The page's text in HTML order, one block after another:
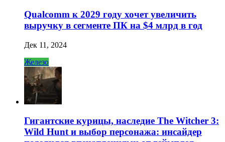
Qualcomm к 2029 году хочет увеличить
выручку в сегменте ПК на $4 млрд в год
Дек 11, 2024
Железо
Гигантские курицы, наследие The Witcher 3:
Wild Hunt и выбор персонажа: инсайдер